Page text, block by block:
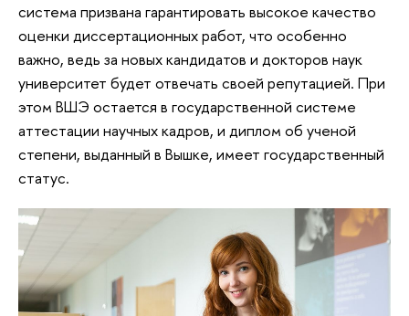
система призвана гарантировать высокое качество
оценки диссертационных работ, что особенно
важно, ведь за новых кандидатов и докторов наук
университет будет отвечать своей репутацией. При
этом ВШЭ остается в государственной системе
аттестации научных кадров, и диплом об ученой
степени, выданный в Вышке, имеет государственный
статус.